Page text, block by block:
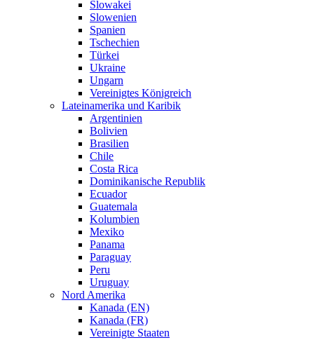
Slowakei
Slowenien
Spanien
Tschechien
Türkei
Ukraine
Ungarn
Vereinigtes Königreich
Lateinamerika und Karibik
Argentinien
Bolivien
Brasilien
Chile
Costa Rica
Dominikanische Republik
Ecuador
Guatemala
Kolumbien
Mexiko
Panama
Paraguay
Peru
Uruguay
Nord Amerika
Kanada (EN)
Kanada (FR)
Vereinigte Staaten